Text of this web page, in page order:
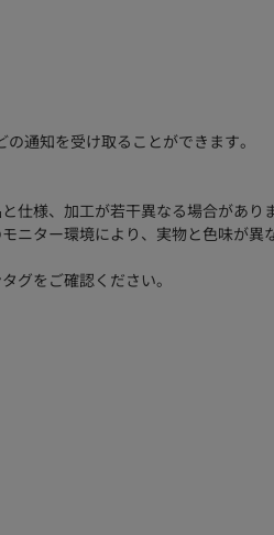
通知を受け取ることができます。
様、加工が若干異なる場合がありま
ニター環境により、実物と色味が異
グをご確認ください。